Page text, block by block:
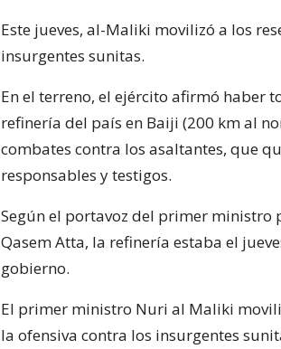
Este jueves, al-Maliki movilizó a los
insurgentes sunitas.
En el terreno, el ejército afirmó haber
refinería del país en Baiji (200 km al
combates contra los asaltantes, que
responsables y testigos.
Según el portavoz del primer ministro
Qasem Atta, la refinería estaba el
gobierno.
El primer ministro Nuri al Maliki
la ofensiva contra los insurgentes